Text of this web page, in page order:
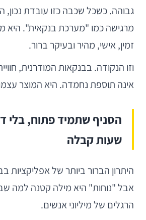
גבוהה. כשכל שכבה כזו עובדת נכון,
מרגישה כמו "מערכת בנקאית". היא
זמין, אישי, מהיר ובעיקר ברור.
וזו הנקודה. בבנקאות המודרנית,
אינה תוספת נחמדה. היא המוצר
הסניף שתמיד פתוח, בלי
שעות קבלה
היתרון הברור ביותר של אפליקציות
אבל "נוחות" היא מילה קטנה למה
הרגלים של מיליוני אנשים.